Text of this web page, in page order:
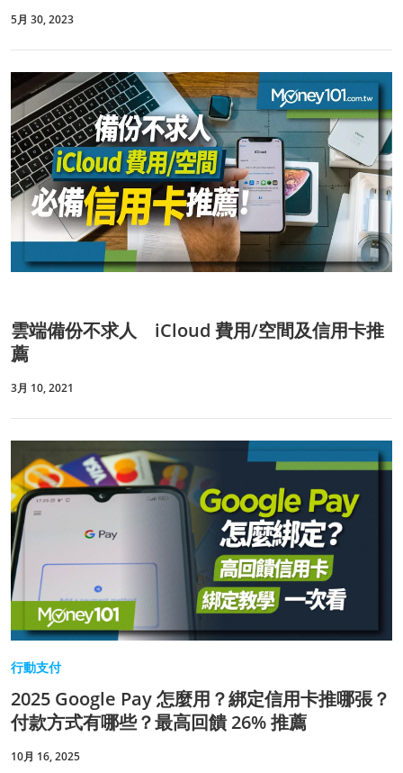
5月 30, 2023
雲端備份不求人 iCloud 費用/空間及信用卡推
薦
3月 10, 2021
行動支付
2025 Google Pay 怎麼用？綁定信用卡推哪張？
付款方式有哪些？最高回饋 26% 推薦
10月 16, 2025